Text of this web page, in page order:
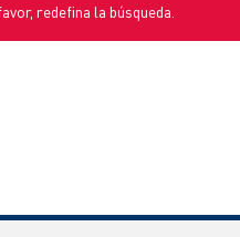
redefina la búsqueda.